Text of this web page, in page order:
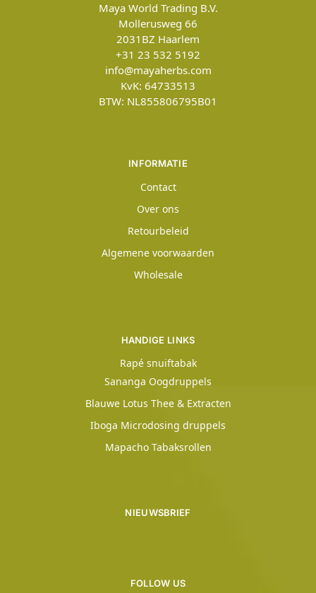
Maya World Trading B.V.
Mollerusweg 66
2031BZ Haarlem
+31 23 532 5192
info@mayaherbs.com
KvK: 64733513
BTW: NL855806795B01
INFORMATIE
Contact
Over ons
Retourbeleid
Algemene voorwaarden
Wholesale
HANDIGE LINKS
Rapé snuiftabak
Sananga Oogdruppels
Blauwe Lotus Thee & Extracten
Iboga Microdosing druppels
Mapacho Tabaksrollen
NIEUWSBRIEF
FOLLOW US